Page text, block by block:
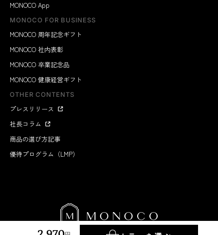
MONOCO App
MONOCO FOR BUSINESS
MONOCO 周年記念ギフト
MONOCO 社内表彰
MONOCO 卒業記念品
MONOCO 健康経営ギフト
OTHER CONTENTS
プレスリリース
社長コラム
商品の選び方記事
優待プログラム（LMP）